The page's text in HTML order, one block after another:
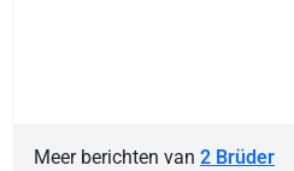
Meer berichten van 2 Brüder